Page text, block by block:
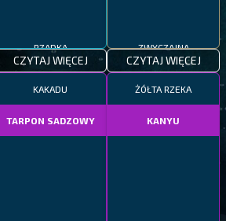
RZADKA
CZYTAJ WIĘCEJ
ZWYCZAJNA
CZYTAJ WIĘCEJ
KAKADU
TARPON SADZOWY
ŻÓŁTA RZEKA
KANYU